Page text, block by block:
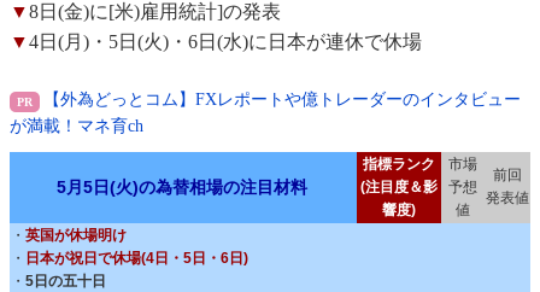
▼8日(金)に[米)雇用統計]の発表
▼4日(月)・5日(火)・6日(水)に日本が連休で休場
【外為どっとコム】FXレポートや億トレーダーのインタビュー
が満載！マネ育ch
5月5日(火)の為替相場の注目材料
指標ランク
(注目度＆影
響度)
市場
予想
値
前回
発表値
・ 英国が休場明け
・ 日本が祝日で休場(4日・5日・6日)
・ 5日の五十日